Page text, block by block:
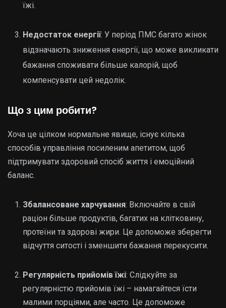
їжі.
Недостаток енергії: У період ПМС багато жінок
відзначають зниження енергії, що може викликати
бажання споживати більше калорій, щоб
компенсувати цей недолік.
Що з цим робити?
Хоча це цілком нормальне явище, існує кілька
способів управління посиленим апетитом, щоб
підтримувати здоровий спосіб життя і емоційний
баланс.
Збалансоване харчування: Включайте в свій
раціон більше продуктів, багатих на клітковину,
протеїни та здорові жири. Це допоможе зберегти
відчуття ситості і зменшити бажання перекусити.
Регулярність прийомів їжі: Слідкуйте за
регулярністю прийомів їжі – намагайтеся їсти
малими порціями, але часто. Це допоможе